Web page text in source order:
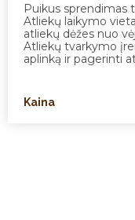
Puikus sprendimas
Atliekų laikymo
atliekų dėžes nuo
Atliekų tvarkymo
aplinką ir pagerinti
Kaina